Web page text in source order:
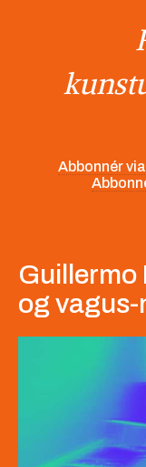
Abbonnér
Guillermo
og vagus-